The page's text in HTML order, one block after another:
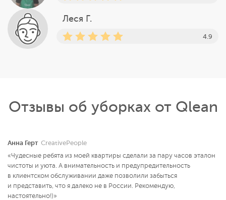
Леся Г.
4.9
Отзывы об уборках от Qlean
Анна Герт CreativePeople
«Чудесные ребята из моей квартиры сделали за пару часов эталон
чистоты и уюта. А внимательность и предупредительность
в клиентском обслуживании даже позволили забыться
и представить, что я далеко не в России. Рекомендую,
настоятельно!)»